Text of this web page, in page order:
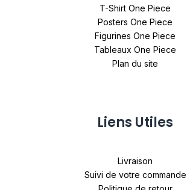
T-Shirt One Piece
Posters One Piece
Figurines One Piece
Tableaux One Piece
Plan du site
Liens Utiles
Livraison
Suivi de votre commande